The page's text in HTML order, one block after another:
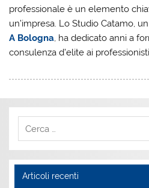
professionale è un elemento
un’impresa. Lo Studio Catamo,
A Bologna , ha dedicato anni a
consulenza d’elite ai
Articoli recenti